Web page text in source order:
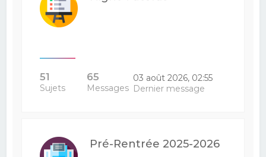
51
Sujets
65
Messages
03 août 2026, 02:55
Dernier message
Pré-Rentrée 2025-2026